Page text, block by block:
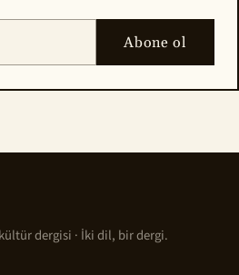
Abone ol
dergisi · İki dil, bir dergi.